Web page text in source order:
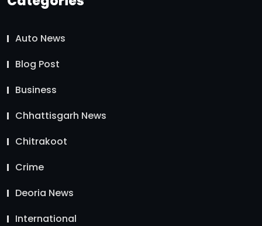
Auto News
Blog Post
Business
Chhattisgarh News
Chitrakoot
Crime
Deoria News
International